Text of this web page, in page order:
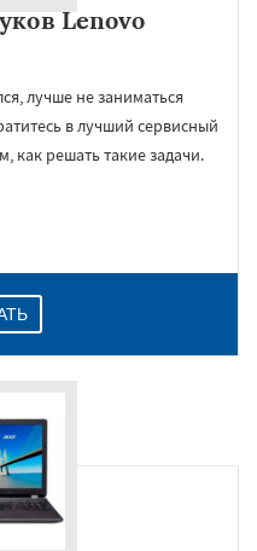
Lenovo
лучше не заниматься
в лучший сервисный
как решать такие задачи.